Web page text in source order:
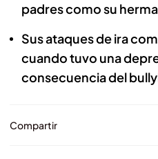
padres como su
Sus ataques de ira
cuando tuvo una
consecuencia del
Compartir